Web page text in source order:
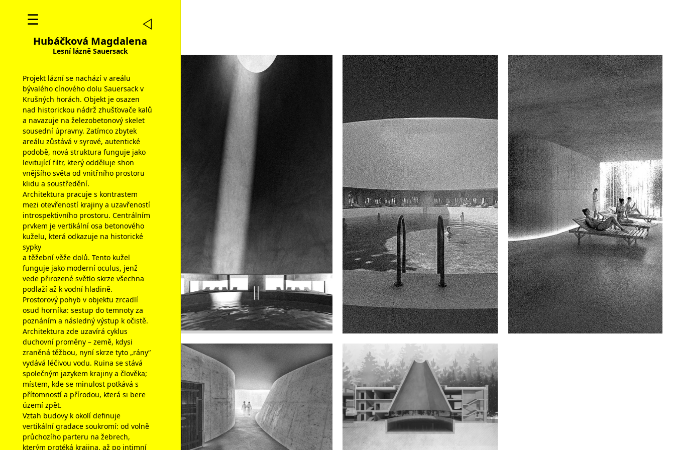
☰
Hubáčková Magdalena
Lesní lázně Sauersack
Projekt lázní se nachází v areálu
bývalého cínového dolu Sauersack v
Krušných horách. Objekt je osazen
nad historickou nádrž zhušťovače kalů
a navazuje na železobetonový skelet
sousední úpravny. Zatímco zbytek
areálu zůstává v syrové, autentické
podobě, nová struktura funguje jako
levitující filtr, který odděluje shon
vnějšího světa od vnitřního prostoru
klidu a soustředění.
Architektura pracuje s kontrastem
mezi otevřeností krajiny a uzavřeností
introspektivního prostoru. Centrálním
prvkem je vertikální osa betonového
kuželu, která odkazuje na historické
sypky
a těžební věže dolů. Tento kužel
funguje jako moderní oculus, jenž
vede přirozené světlo skrze všechna
podlaží až k vodní hladině.
Prostorový pohyb v objektu zrcadlí
osud horníka: sestup do temnoty za
poznáním a následný výstup k očistě.
Architektura zde uzavírá cyklus
duchovní proměny – země, kdysi
zraněná těžbou, nyní skrze tyto „rány“
vydává léčivou vodu. Ruina se stává
společným jazykem krajiny a člověka;
místem, kde se minulost potkává s
přítomností a přírodou, která si bere
území zpět.
Vztah budovy k okolí definuje
vertikální gradace soukromí: od volně
průchozího parteru na žebrech,
kterým protéká krajina, až po intimní